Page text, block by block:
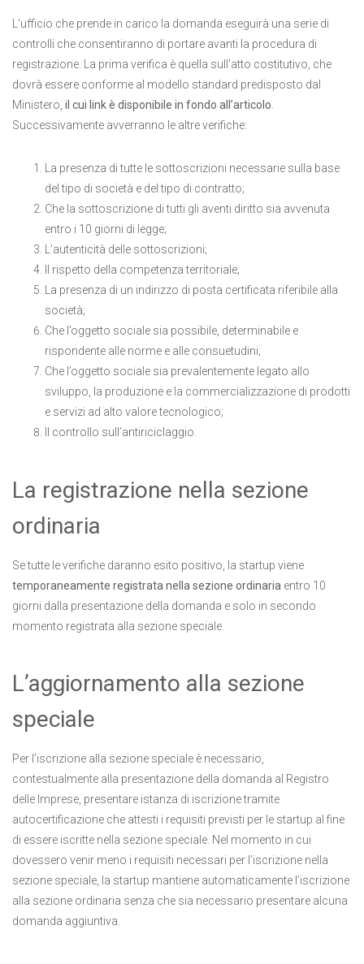
L’ufficio che prende in carico la domanda eseguirà una serie di
controlli che consentiranno di portare avanti la procedura di
registrazione. La prima verifica è quella sull’atto costitutivo, che
dovrà essere conforme al modello standard predisposto dal
Ministero, il cui link è disponibile in fondo all’articolo.
Successivamente avverranno le altre verifiche:
La presenza di tutte le sottoscrizioni necessarie sulla base
del tipo di società e del tipo di contratto;
Che la sottoscrizione di tutti gli aventi diritto sia avvenuta
entro i 10 giorni di legge;
L’autenticità delle sottoscrizioni;
Il rispetto della competenza territoriale;
La presenza di un indirizzo di posta certificata riferibile alla
società;
Che l’oggetto sociale sia possibile, determinabile e
rispondente alle norme e alle consuetudini;
Che l’oggetto sociale sia prevalentemente legato allo
sviluppo, la produzione e la commercializzazione di prodotti
e servizi ad alto valore tecnologico;
Il controllo sull’antiriciclaggio.
La registrazione nella sezione
ordinaria
Se tutte le verifiche daranno esito positivo, la startup viene
temporaneamente registrata nella sezione ordinaria entro 10
giorni dalla presentazione della domanda e solo in secondo
momento registrata alla sezione speciale.
L’aggiornamento alla sezione
speciale
Per l’iscrizione alla sezione speciale è necessario,
contestualmente alla presentazione della domanda al Registro
delle Imprese, presentare istanza di iscrizione tramite
autocertificazione che attesti i requisiti previsti per le startup al fine
di essere iscritte nella sezione speciale. Nel momento in cui
dovessero venir meno i requisiti necessari per l’iscrizione nella
sezione speciale, la startup mantiene automaticamente l’iscrizione
alla sezione ordinaria senza che sia necessario presentare alcuna
domanda aggiuntiva.